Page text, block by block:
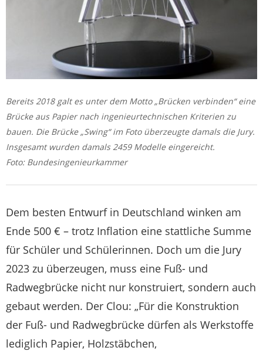
Bereits 2018 galt es unter dem Motto „Brücken verbinden“ eine
Brücke aus Papier nach ingenieurtechnischen Kriterien zu
bauen. Die Brücke „Swing“ im Foto überzeugte damals die Jury.
Insgesamt wurden damals 2459 Modelle eingereicht.
Foto: Bundesingenieurkammer
Dem besten Entwurf in Deutschland winken am
Ende 500 € – trotz Inflation eine stattliche Summe
für Schüler und Schülerinnen. Doch um die Jury
2023 zu überzeugen, muss eine Fuß- und
Radwegbrücke nicht nur konstruiert, sondern auch
gebaut werden. Der Clou: „Für die Konstruktion
der Fuß- und Radwegbrücke dürfen als Werkstoffe
lediglich Papier, Holzstäbchen,